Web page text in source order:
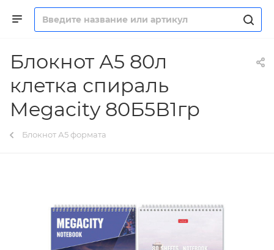
Блокнот А5 80л
клетка спираль
Megacity 80Б5В1гр
Блокнот А5 формата